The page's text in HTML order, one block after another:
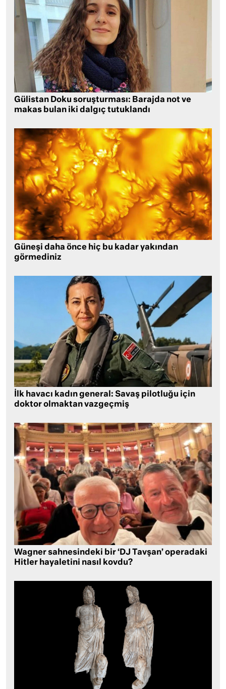
Gülistan Doku soruşturması: Barajda not ve
makas bulan iki dalgıç tutuklandı
Güneşi daha önce hiç bu kadar yakından
görmediniz
İlk havacı kadın general: Savaş pilotluğu için
doktor olmaktan vazgeçmiş
Wagner sahnesindeki bir ‘DJ Tavşan’ operadaki
Hitler hayaletini nasıl kovdu?